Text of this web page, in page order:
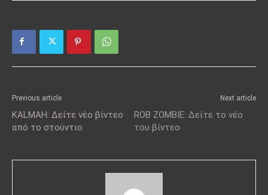
Previous article
KALMAH: Δείτε νέο βίντεο
από το στούντιο
Next article
ROB ZOMBIE: Δείτε το νέο
του βίντεο